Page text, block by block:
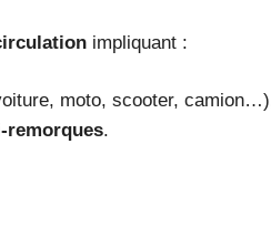
impliquant :
moto, scooter,
remorques.